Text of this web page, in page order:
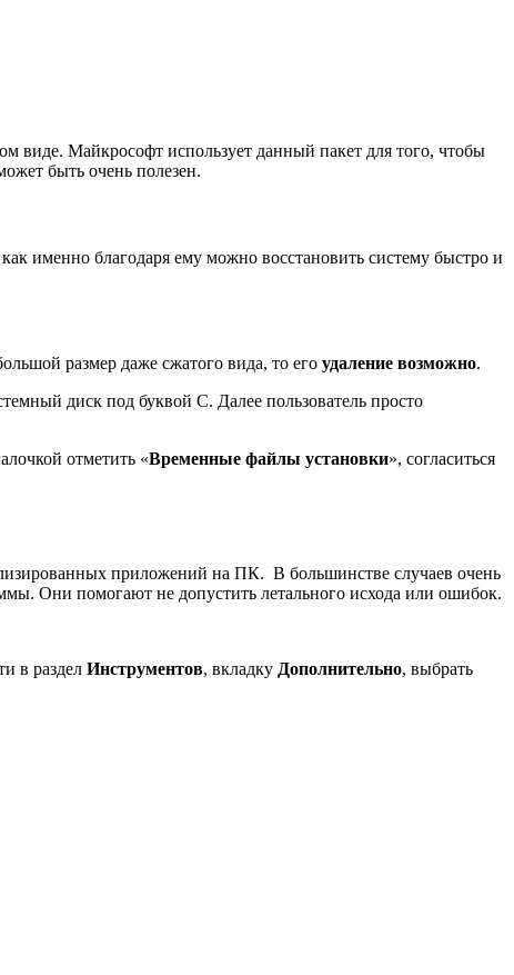
виде. Майкрософт использует данный пакет для того, чтобы
быть очень полезен.
именно благодаря ему можно восстановить систему быстро и
размер даже сжатого вида, то его удаление возможно.
диск под буквой С. Далее пользователь просто
отметить «Временные файлы установки», согласиться
приложений на ПК. В большинстве случаев очень
Они помогают не допустить летального исхода или ошибок.
в раздел Инструментов, вкладку Дополнительно, выбрать